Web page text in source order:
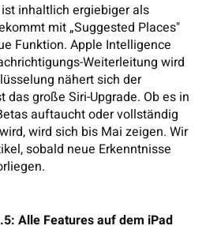
inhaltlich ergiebiger als
mit „Suggested Places"
Funktion. Apple Intelligence
Weiterleitung wird
nähert sich der
große Siri-Upgrade. Ob es in
auftaucht oder vollständig
wird sich bis Mai zeigen. Wir
sobald neue Erkenntnisse
Alle Features auf dem iPad